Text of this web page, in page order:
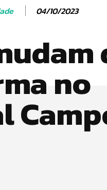
04/10/2023
no